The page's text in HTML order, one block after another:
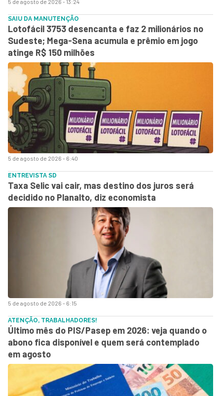
5 de agosto de 2026 - 13:24
5 de agosto de 2026 - 6:40
SAIU DA MANUTENÇÃO
Lotofácil 3753 desencanta e faz 2 milionários no
Sudeste; Mega-Sena acumula e prêmio em jogo
atinge R$ 150 milhões
5 de agosto de 2026 - 6:15
ENTREVISTA SD
Taxa Selic vai cair, mas destino dos juros será
decidido no Planalto, diz economista
ATENÇÃO, TRABALHADORES!
Último mês do PIS/Pasep em 2026: veja quando o
abono fica disponível e quem será contemplado
em agosto